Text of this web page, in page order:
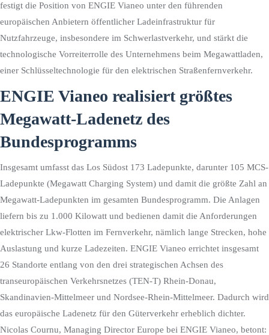
festigt die Position von ENGIE Vianeo unter den führenden
europäischen Anbietern öffentlicher Ladeinfrastruktur für
Nutzfahrzeuge, insbesondere im Schwerlastverkehr, und stärkt die
technologische Vorreiterrolle des Unternehmens beim Megawattladen,
einer Schlüsseltechnologie für den elektrischen Straßenfernverkehr.
ENGIE Vianeo realisiert größtes
Megawatt-Ladenetz des
Bundesprogramms
Insgesamt umfasst das Los Südost 173 Ladepunkte, darunter 105 MCS-
Ladepunkte (Megawatt Charging System) und damit die größte Zahl an
Megawatt-Ladepunkten im gesamten Bundesprogramm. Die Anlagen
liefern bis zu 1.000 Kilowatt und bedienen damit die Anforderungen
elektrischer Lkw-Flotten im Fernverkehr, nämlich lange Strecken, hohe
Auslastung und kurze Ladezeiten. ENGIE Vianeo errichtet insgesamt
26 Standorte entlang von den drei strategischen Achsen des
transeuropäischen Verkehrsnetzes (TEN-T) Rhein-Donau,
Skandinavien-Mittelmeer und Nordsee-Rhein-Mittelmeer. Dadurch wird
das europäische Ladenetz für den Güterverkehr erheblich dichter.
Nicolas Cournu, Managing Director Europe bei ENGIE Vianeo, betont: